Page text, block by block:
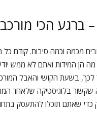
ברגע הכי
מכמה וכמה סיבות. קודם
הן המידות ואתם לא ממש
בשעת הקושי והאבל
בלוגיסטיקה שלאחר
כדי שאתם תוכלו להתעסק